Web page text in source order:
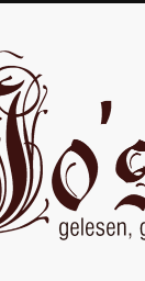
nachgedacht